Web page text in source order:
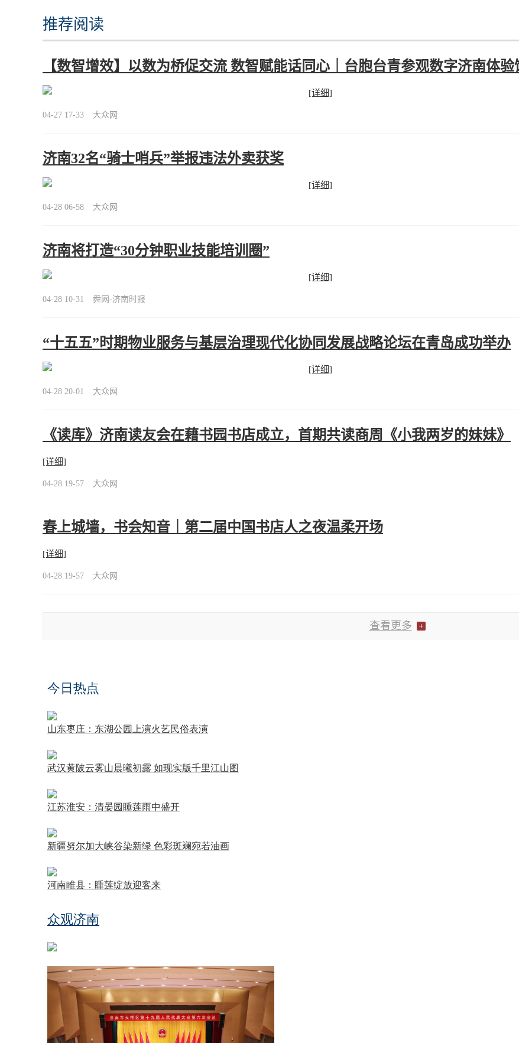
推荐阅读
【数智增效】以数为桥促交流 数智赋能话同心｜台胞台青参观数字济南体验
[详细]
04-27 17-33 大众网
济南32名“骑士哨兵”举报违法外卖获奖
[详细]
04-28 06-58 大众网
济南将打造“30分钟职业技能培训圈”
[详细]
04-28 10-31 舜网-济南时报
“十五五”时期物业服务与基层治理现代化协同发展战略论坛在青岛成功举办
[详细]
04-28 20-01 大众网
《读库》济南读友会在藉书园书店成立，首期共读商周《小我两岁的妹妹》
[详细]
04-28 19-57 大众网
春上城墙，书会知音｜第二届中国书店人之夜温柔开场
[详细]
04-28 19-57 大众网
查看更多